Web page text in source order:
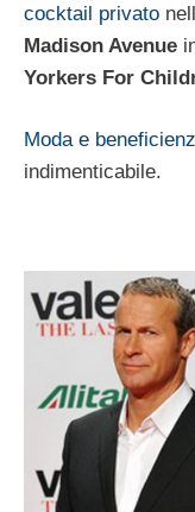
cocktail privato
Madison Avenue
Yorkers For
Moda e
indimenticabile.